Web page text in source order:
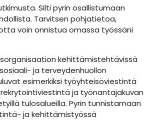
Silti pyrin osallistumaan
Tarvitsen pohjatietoa,
voin onnistua omassa työssäni
kehittämistehtävissä
ja terveydenhuollon
esimerkiksi työyhteisöviestintä
ja työnantajakuvan
tulosalueilla. Pyrin tunnistamaan
ja kehittämistyössä